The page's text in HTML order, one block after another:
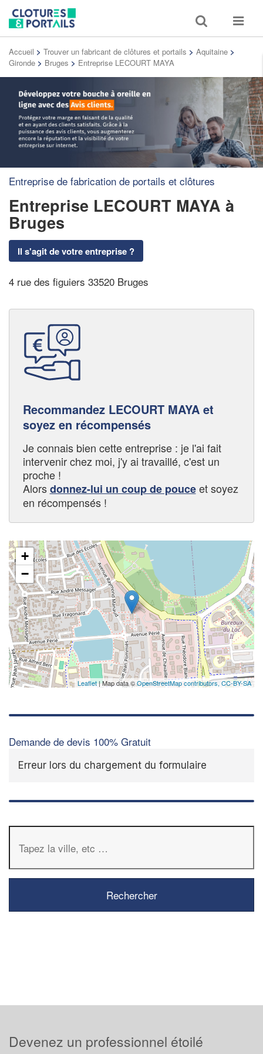
Toggle
search
Toggle
Accueil > Trouver un fabricant de clôtures et portails > Aquitaine >
Gironde > Bruges > Entreprise LECOURT MAYA
Entreprise de fabrication de portails et clôtures
Entreprise LECOURT MAYA à
Bruges
Il s'agit de votre entreprise ?
4 rue des figuiers 33520 Bruges
Recommandez LECOURT MAYA et
soyez en récompensés
Je connais bien cette entreprise : je l'ai fait
intervenir chez moi, j'y ai travaillé, c'est un
proche !
Alorsdonnez-lui un coup de pouceet soyez
en récompensés !
+
−
Leaflet| Map data ©OpenStreetMap contributors,CC-BY-SA
Demande de devis 100% Gratuit
Erreur lors du chargement du formulaire
✕
vos
Devenez un professionnel étoilé